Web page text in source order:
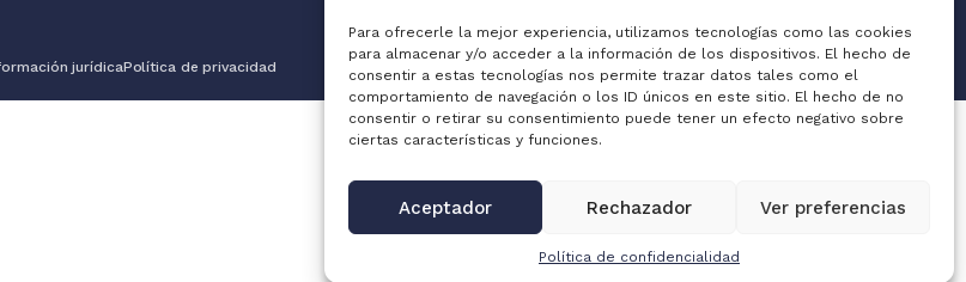
Para ofrecerle la mejor experiencia, utilizamos tecnologías como las cookies
para almacenar y/o acceder a la información de los dispositivos. El hecho de
consentir a estas tecnologías nos permite trazar datos tales como el
comportamiento de navegación o los ID únicos en este sitio. El hecho de no
consentir o retirar su consentimiento puede tener un efecto negativo sobre
ciertas características y funciones.
Aceptador Rechazador Ver preferencias
Política de confidencialidad
jurídicaPolítica de privacidad Made with love by